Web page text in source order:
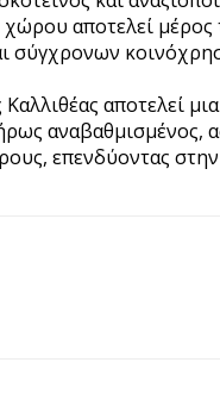
αποτελεί
αποτελεί μια
επενδύοντας